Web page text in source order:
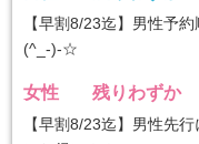
【早割8/23迄】男性予
(^_-)-☆
女性 残りわずか
【早割8/23迄】男性先